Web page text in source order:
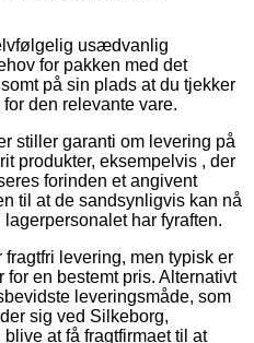
usædvanlig
for pakken med det
på sin plads at du tjekker
den relevante vare.
stiller garanti om levering på
produkter, eksempelvis , der
forinden et angivent
til at de sandsynligvis kan nå
har fyraften.
levering, men typisk er
en bestemt pris. Alternativt
leveringsmåde, som
sig ved Silkeborg,
at få fragtfirmaet til at